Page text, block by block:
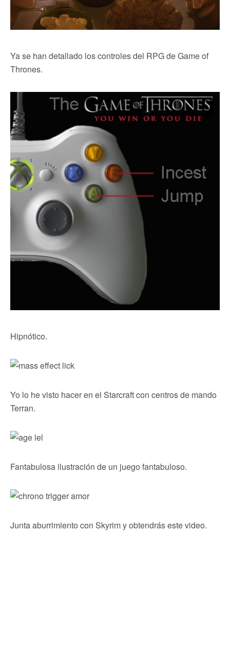
Ya se han detallado los controles del RPG de Game of
Thrones.
Hipnótico.
Yo lo he visto hacer en el Starcraft con centros de mando
Terran.
Fantabulosa ilustración de un juego fantabuloso.
Junta aburrimiento con Skyrim y obtendrás este video.